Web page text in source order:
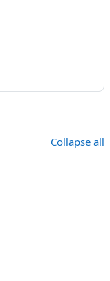
Collapse all